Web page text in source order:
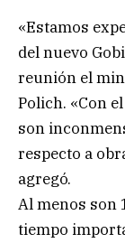
«Estamos
del nuevo
reunión el
Polich. «Con
son
respecto a
agregó.
Al menos son
tiempo